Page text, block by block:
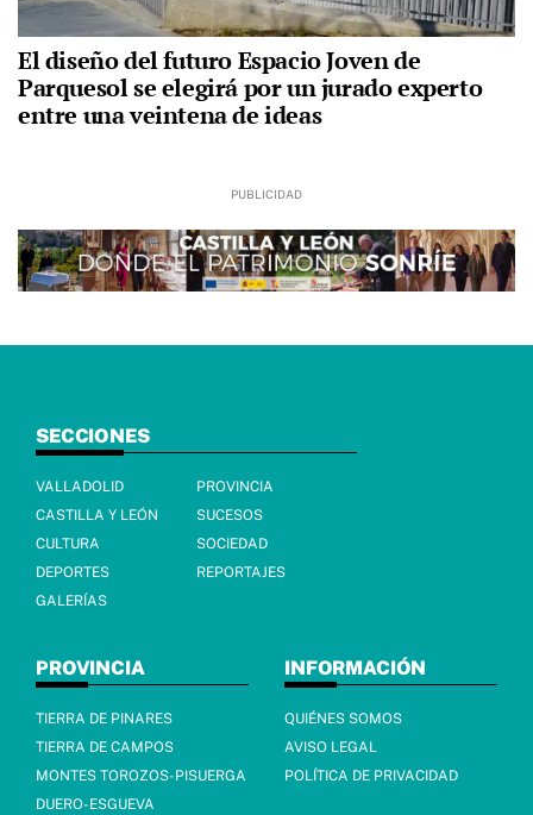
El diseño del futuro Espacio Joven de
Parquesol se elegirá por un jurado experto
entre una veintena de ideas
SECCIONES
VALLADOLID
PROVINCIA
CASTILLA Y LEÓN
SUCESOS
CULTURA
SOCIEDAD
DEPORTES
REPORTAJES
GALERÍAS
PROVINCIA
TIERRA DE PINARES
TIERRA DE CAMPOS
MONTES TOROZOS-PISUERGA
DUERO-ESGUEVA
INFORMACIÓN
QUIÉNES SOMOS
AVISO LEGAL
POLÍTICA DE PRIVACIDAD